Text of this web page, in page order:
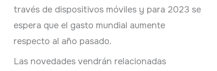
través de dispositivos móviles y para 2023 se
espera que el gasto mundial aumente
respecto al año pasado.
Las novedades vendrán relacionadas